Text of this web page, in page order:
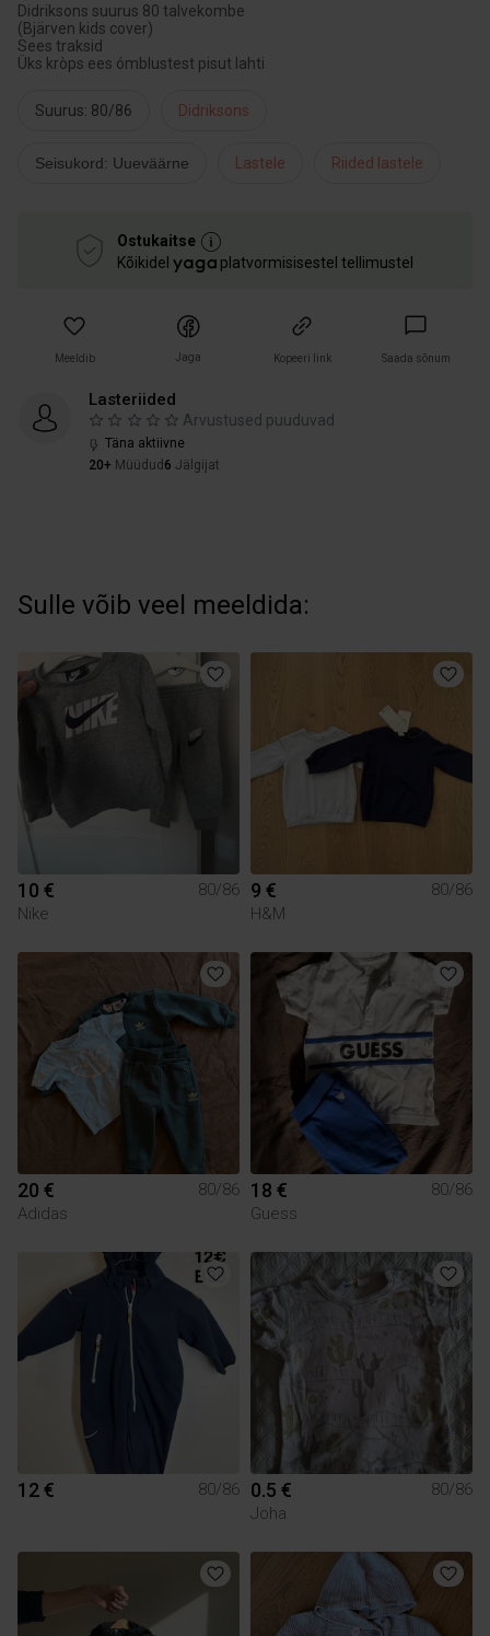
Didriksons suurus 80 talvekombe
(Bjärven kids cover)
Sees traksid
Üks kròps ees ómblustest pisut lahti
Suurus: 80/86 Didriksons
Seisukord: Uueväärne Lastele Riided lastele
Ostukaitse
Kõikidel
platvormisisestel tellimustel
Meeldib Jaga Kopeeri link Saada sõnum
Lasteriided
Arvustused puuduvad
Täna aktiivne
20+ Müüdud 6 Jälgijat
Sulle võib veel meeldida:
10 €
80/86
Nike
9 €
80/86
H&M
20 €
80/86
Adidas
18 €
80/86
Guess
12 € 80/86 0.5 €
80/86
Joha